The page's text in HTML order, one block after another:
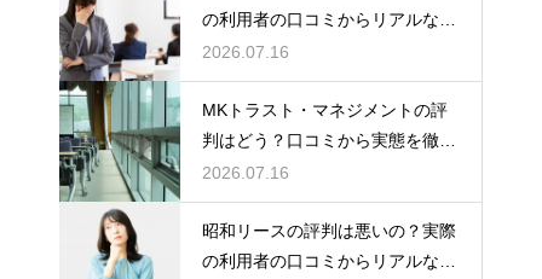
の利用者の口コミからリアルな実
態検証
2026.07.16
MKトラスト・マネジメントの評
判はどう？口コミから実態を徹底
検証！
2026.07.16
昭和リースの評判は悪いの？実際
の利用者の口コミからリアルな実